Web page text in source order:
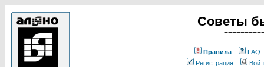
Советы
Правила
FAQ
Регистрация